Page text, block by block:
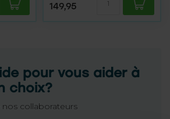
149,95
pour vous aider à
choix?
collaborateurs